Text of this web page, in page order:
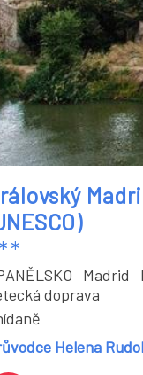
NOVINKA
USA
**
- Madrid -
doprava
Helena